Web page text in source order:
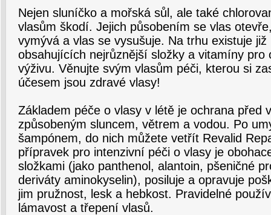
Nejen sluníčko a mořská sůl, ale také
vlasům škodí. Jejich působením se vlas
vymývá a vlas se vysušuje. Na trhu existuje
obsahujících nejrůznější složky a vitamíny pro
výživu. Věnujte svým vlasům péči, kterou si
účesem jsou zdravé vlasy!
Základem péče o vlasy v létě je ochrana před
způsobeným sluncem, větrem a vodou. Po
šampónem, do nich můžete vetřít Revalid
přípravek pro intenzivní péči o vlasy je
složkami (jako panthenol, alantoin, pšeničné
deriváty aminokyselin), posiluje a opravuje
jim pružnost, lesk a hebkost. Pravidelné
lámavost a třepení vlasů.